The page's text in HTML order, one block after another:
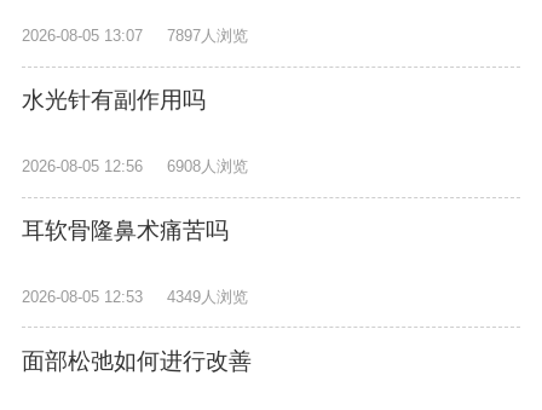
2026-08-05 13:07 7897人浏览
水光针有副作用吗
2026-08-05 12:56 6908人浏览
耳软骨隆鼻术痛苦吗
2026-08-05 12:53 4349人浏览
面部松弛如何进行改善